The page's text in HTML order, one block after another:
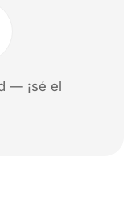
— ¡sé el